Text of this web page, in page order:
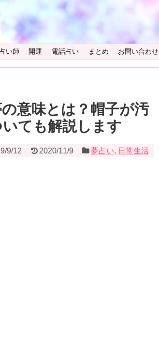
い師 開運 電話占い まとめ お問い合わせ
意味とは？帽子が汚
ても解説します
9/12 2020/11/9 夢占い, 日常生活